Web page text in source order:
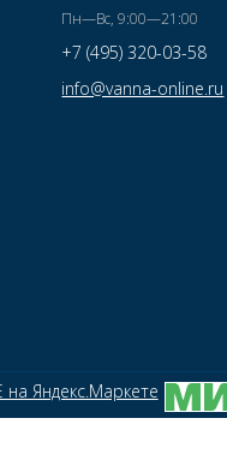
Пн—Вс, 9:00—21:00
+7 (495) 320-03-58
info@vanna-online.ru